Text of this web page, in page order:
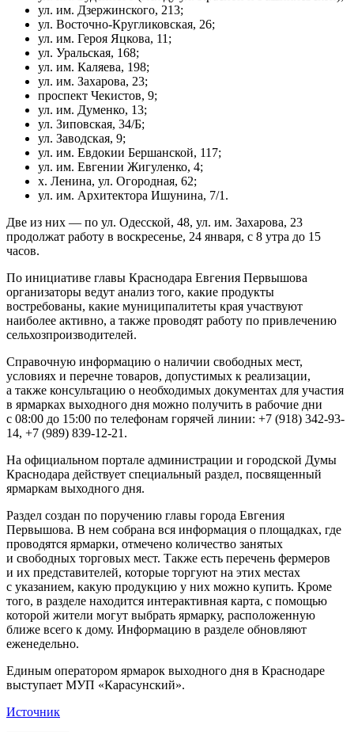
ул. им. Дзержинского, 213;
ул. Восточно-Кругликовская, 26;
ул. им. Героя Яцкова, 11;
ул. Уральская, 168;
ул. им. Каляева, 198;
ул. им. Захарова, 23;
проспект Чекистов, 9;
ул. им. Думенко, 13;
ул. Зиповская, 34/Б;
ул. Заводская, 9;
ул. им. Евдокии Бершанской, 117;
ул. им. Евгении Жигуленко, 4;
х. Ленина, ул. Огородная, 62;
ул. им. Архитектора Ишунина, 7/1.
Две из них — по ул. Одесской, 48, ул. им. Захарова, 23
продолжат работу в воскресенье, 24 января, с 8 утра до 15
часов.
По инициативе главы Краснодара Евгения Первышова
организаторы ведут анализ того, какие продукты
востребованы, какие муниципалитеты края участвуют
наиболее активно, а также проводят работу по привлечению
сельхозпроизводителей.
Справочную информацию о наличии свободных мест,
условиях и перечне товаров, допустимых к реализации,
а также консультацию о необходимых документах для участия
в ярмарках выходного дня можно получить в рабочие дни
с 08:00 до 15:00 по телефонам горячей линии: +7 (918) 342-93-
14, +7 (989) 839-12-21.
На официальном портале администрации и городской Думы
Краснодара действует специальный раздел, посвященный
ярмаркам выходного дня.
Раздел создан по поручению главы города Евгения
Первышова. В нем собрана вся информация о площадках, где
проводятся ярмарки, отмечено количество занятых
и свободных торговых мест. Также есть перечень фермеров
и их представителей, которые торгуют на этих местах
с указанием, какую продукцию у них можно купить. Кроме
того, в разделе находится интерактивная карта, с помощью
которой жители могут выбрать ярмарку, расположенную
ближе всего к дому. Информацию в разделе обновляют
еженедельно.
Единым оператором ярмарок выходного дня в Краснодаре
выступает МУП «Карасунский».
Источник